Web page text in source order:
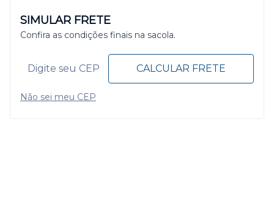
SIMULAR FRETE
Confira as condições finais na sacola.
CALCULAR FRETE
Não sei meu CEP